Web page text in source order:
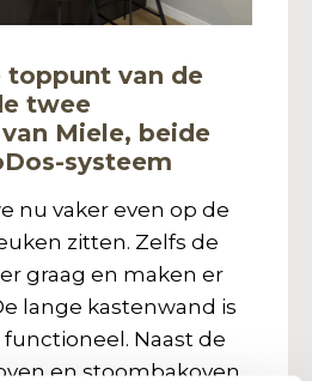
toppunt van de
twee
Miele, beide
systeem
nu vaker even op de
zitten. Zelfs de
graag en maken er
lange kastenwand is
Naast de
en stoombakoven,